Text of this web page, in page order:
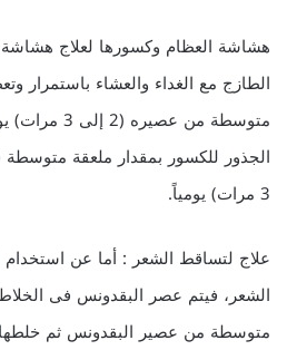
هشاشة العظام وكسورها لعلاج
الطازج مع الغداء والعشاء باستمرار
متوسطة من
3 مرات) يومياً.
علاج لتساقط الشعر : أما عن
الشعر، فيتم عصر البقدونس فى
متوسطة من عصير البقدونس ثم خلطها